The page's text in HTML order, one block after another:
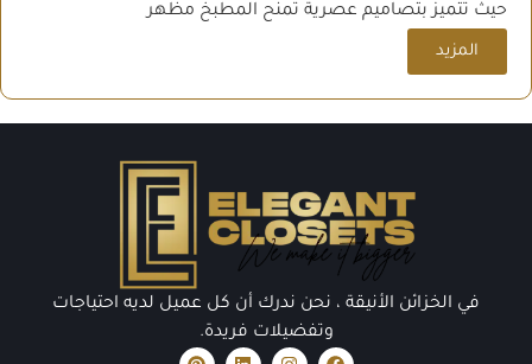
حيث تتميز بتصاميم عصرية تمنح المطبخ مظهر
المزيد
في الخزائن الأنيقة ، نحن ندرك أن كل عميل لديه احتياجات
وتفضيلات فريدة.